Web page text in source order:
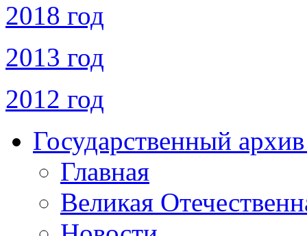
2018 год
2013 год
2012 год
Государственный
Главная
Великая